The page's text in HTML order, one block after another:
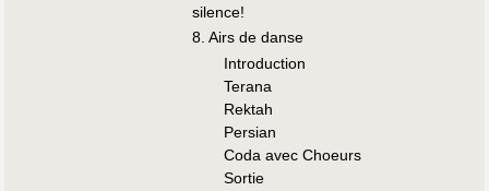
silence!
8. Airs de danse
Introduction
Terana
Rektah
Persian
Coda avec Choeurs
Sortie